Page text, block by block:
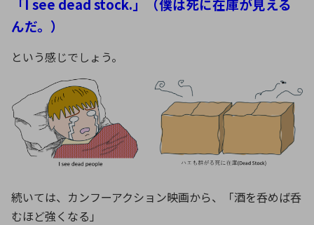
んだ。）
という感じでしょう。
続いては、カンフーアクション映画から、「酒を呑めば呑
むほど強くなる」